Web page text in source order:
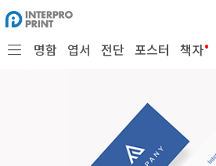
명함 엽서 전단 포스터 책자•